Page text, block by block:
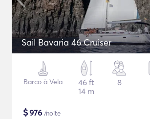
Sail Bavaria 46 Cruiser
Barco à Vela
46 ft
14 m
8
$976 /noite